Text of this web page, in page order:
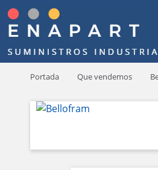
Portada Que vendemos